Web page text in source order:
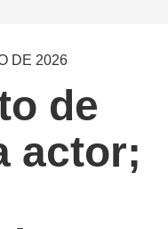
DE 2026
de
actor;